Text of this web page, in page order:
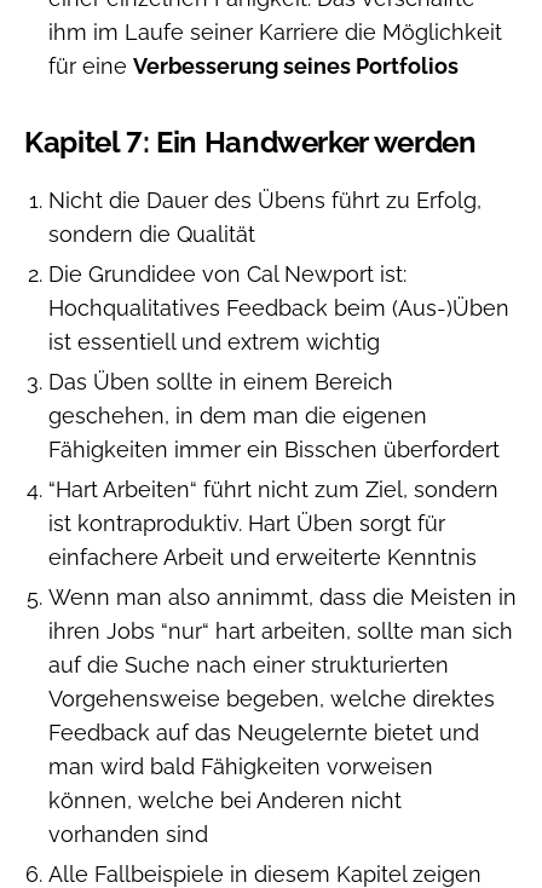
ihm im Laufe seiner Karriere die Möglichkeit
für eine Verbesserung seines Portfolios
Kapitel 7: Ein Handwerker werden
Nicht die Dauer des Übens führt zu Erfolg,
sondern die Qualität
Die Grundidee von Cal Newport ist:
Hochqualitatives Feedback beim (Aus-)Üben
ist essentiell und extrem wichtig
Das Üben sollte in einem Bereich
geschehen, in dem man die eigenen
Fähigkeiten immer ein Bisschen überfordert
“Hart Arbeiten“ führt nicht zum Ziel, sondern
ist kontraproduktiv. Hart Üben sorgt für
einfachere Arbeit und erweiterte Kenntnis
Wenn man also annimmt, dass die Meisten in
ihren Jobs “nur“ hart arbeiten, sollte man sich
auf die Suche nach einer strukturierten
Vorgehensweise begeben, welche direktes
Feedback auf das Neugelernte bietet und
man wird bald Fähigkeiten vorweisen
können, welche bei Anderen nicht
vorhanden sind
Alle Fallbeispiele in diesem Kapitel zeigen